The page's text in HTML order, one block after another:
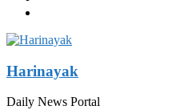
Harinayak
Daily News Portal